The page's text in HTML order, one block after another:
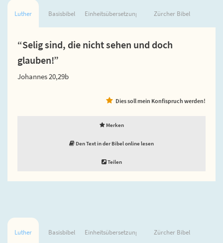
Luther Basisbibel Einheitsübersetzung Zürcher Bibel
“Selig sind, die nicht sehen und doch
glauben!”
Johannes 20,29b
Dies soll mein Konfispruch werden!
Merken
Den Text in der Bibel online lesen
Teilen
Luther Basisbibel Einheitsübersetzung Zürcher Bibel